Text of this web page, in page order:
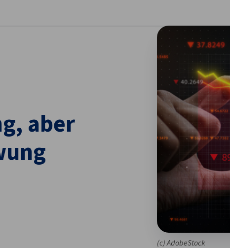
aber
(c) AdobeStock